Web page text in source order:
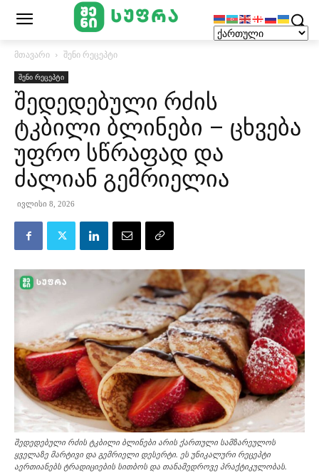
მთავარი შენი რეცეპტი
შენი რეცეპტი
შედედებული რძის
ტკბილი ბლინები – ცხვება
უფრო სწრაფად და
ძალიან გემრიელია
ივლისი 8, 2026
შედედებული რძის ტკბილი ბლინები არის ქართული სამზარეულოს
ყველაზე მარტივი და გემრიელი დესერტი. ეს უნიკალური რეცეპტი
აერთიანებს ტრადიციების სითბოს და თანამედროვე პრაქტიკულობას.